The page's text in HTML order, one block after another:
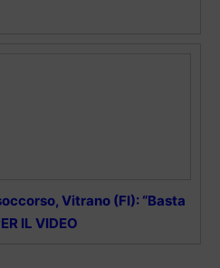
Vitrano (FI): “Basta
IL VIDEO